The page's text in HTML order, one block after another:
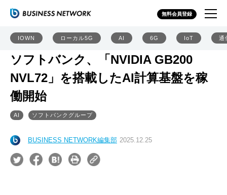
無料会員登録
IOWN ローカル5G AI 6G IoT 通
ソフトバンク、「NVIDIA GB200
NVL72」を搭載したAI計算基盤を稼
働開始
AI ソフトバンクグループ
BUSINESS NETWORK編集部 2025.12.25